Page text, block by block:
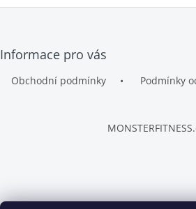
a
v
k
ý
á
Informace pro vás
Obchodní podmínky Podmínky